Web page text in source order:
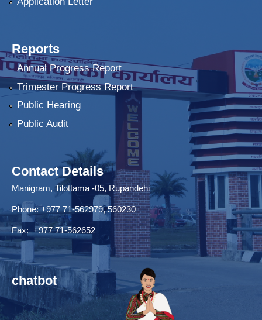
Reports
Annual Progress Report
Trimester Progress Report
Public Hearing
Public Audit
Contact Details
Manigram, Tilottama -05, Rupandehi
Phone: +977 71-562979, 560230
Fax: +977 71-562652
chatbot